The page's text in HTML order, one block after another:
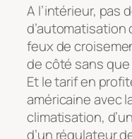
A l’intérieur, pas
feux de
de côté sans
Et le tarif en
américaine avec
climatisation,
d’un régulateur